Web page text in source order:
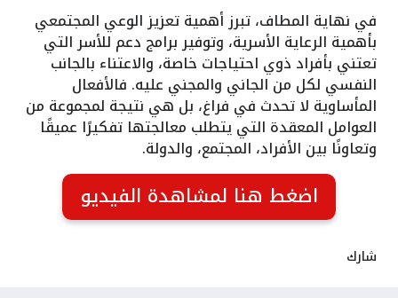
في نهاية المطاف، تبرز أهمية تعزيز الوعي المجتمعي
بأهمية الرعاية الأسرية، وتوفير برامج دعم للأسر التي
تعتني بأفراد ذوي احتياجات خاصة، والاعتناء بالجانب
النفسي لكل من الجاني والمجني عليه. فالأفعال
المأساوية لا تحدث في فراغ، بل هي نتيجة لمجموعة من
العوامل المعقدة التي يتطلب معالجتها تفكيرًا عميقًا
وتعاونًا بين الأفراد، المجتمع، والدولة.
اضغط هنا لمشاهدة الفيديو
شارك